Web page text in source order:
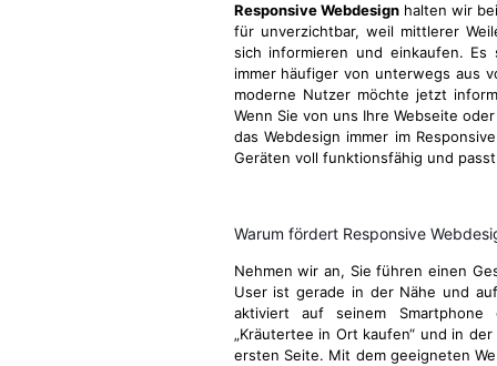
Responsive Webdesignhalten wir
für unverzichtbar, weil mittlerer
sich informieren und einkaufen.
immer häufiger von unterwegs aus
moderne Nutzer möchte jetzt
Wenn Sie von uns Ihre Webseite
das Webdesign immer im
Geräten voll funktionsfähig und
Warum fördert Responsive
Nehmen wir an, Sie führen einen
User ist gerade in der Nähe und
aktiviert auf seinem
„Kräutertee in Ort kaufen“ und in
ersten Seite. Mit dem geeigneten